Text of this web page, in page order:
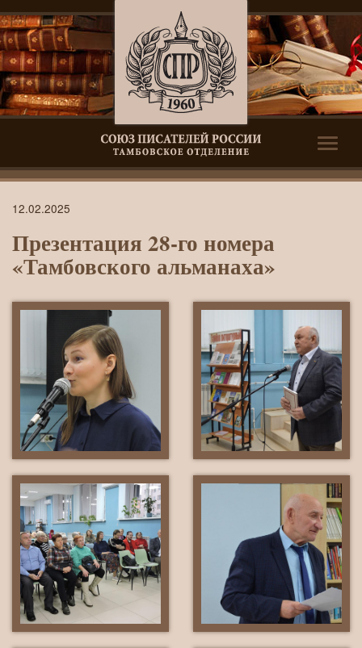
Toggle
Презентация
28-
го
номера
«Тамбовского
альманаха»
12.02.2025
Презентация 28-го номера
«Тамбовского альманаха»